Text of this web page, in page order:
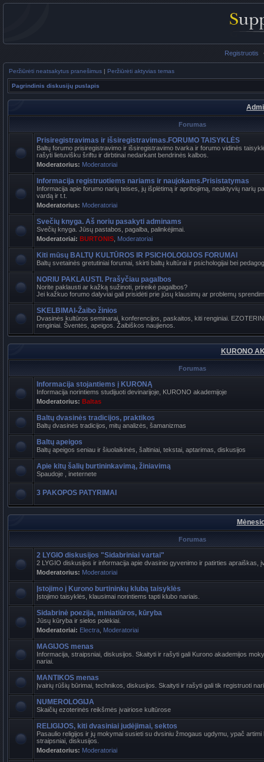
Registruotis
Peržiūrėti neatsakytus pranešimus | Peržiūrėti aktyvias temas
Pagrindinis diskusijų puslapis
Forumas
Prisiregistravimas ir išsiregistravimas.FORUMO TAISYKLĖS
Baltų forumo prisiregistravimo ir išsiregistravimo tvarka ir forumo vidinės
rašyti lietuvišku šriftu ir dirbtinai nedarkant bendrinės kalbos.
Moderatorius: Moderatoriai
Informacija registruotiems nariams ir naujokams.Prisistatymas
Informacija apie forumo narių teises, jų išplėtimą ir apribojimą, neaktyvių narių
vardą ir t.t.
Moderatorius: Moderatoriai
Svečių knyga. Aš noriu pasakyti adminams
Svečių knyga. Jūsų pastabos, pagalba, palinkėjimai.
Moderatoriai: BURTONIS Moderatoriai
Kiti mūsų BALTŲ KULTŪROS IR PSICHOLOGIJOS FORUMAI
Baltų svetainės gretutiniai forumai, skirti baltų kultūrai ir psichologijai bei
NORIU PAKLAUSTI. Prašyčiau pagalbos
Norite paklausti ar kažką sužinoti, prireikė pagalbos?
Jei kažkuo forumo dalyviai gali prisidėti prie jūsų klausimų ar problemų
SKELBIMAI-Žaibo žinios
Dvasinės kultūros seminarai, konferencijos, paskaitos, kiti renginiai.
renginiai. Šventės, apeigos. Žaibiškos naujienos.
KURONO
Forumas
Informacija stojantiems į KURONĄ
Informacija norintiems studijuoti devinarijoje, KURONO akademijoje
Moderatorius: Baltas
Baltų dvasinės tradicijos, praktikos
Baltų dvasinės tradicijos, mitų analizės, šamanizmas
Baltų apeigos
Baltų apeigos seniau ir šiuolaikinės, šaltiniai, tekstai, aptarimas, diskusijos
Apie kitų šalių burtininkavimą, žiniavimą
Spaudoje , ineternete
3 PAKOPOS PATYRIMAI
Forumas
2 LYGIO diskusijos "Sidabriniai vartai"
2 LYGIO diskusijos ir informacija apie dvasinio gyvenimo ir patirties apraiškas,
Moderatorius: Moderatoriai
Įstojimo į Kurono burtininkų klubą taisyklės
Įstojimo taisyklės, klausimai norintiems tapti klubo nariais.
Sidabrinė poezija, miniatiūros, kūryba
Jūsų kūryba ir sielos polėkiai.
Moderatoriai: Electra Moderatoriai
MAGIJOS menas
Informacija, straipsniai, diskusijos. Skaityti ir rašyti gali Kurono akademijos
nariai.
MANTIKOS menas
Įvairių rūšių būrimai, technikos, diskusijos. Skaityti ir rašyti gali tik registruoti
NUMEROLOGIJA
Skaičių ezoterinės reikšmės įvairiose kultūrose
RELIGIJOS, kiti dvasiniai judėjimai, sektos
Pasaulio religijos ir jų mokymai susieti su dvsiniu žmogaus ugdymu, ypač
straipsniai, diskusijos.
Moderatorius: Moderatoriai